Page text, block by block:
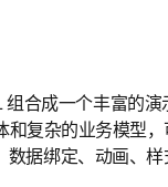
组合成一个丰富的
和复杂的业务模型
据绑定、动画、